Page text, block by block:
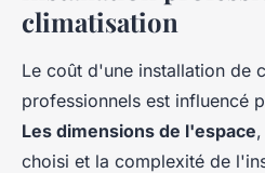
climatisation
Le coût d'une installation de
professionnels est influencé
Les dimensions de l'espace
choisi et la complexité de